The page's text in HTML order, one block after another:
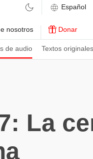
de audio Textos originales
nosotros Donar
La